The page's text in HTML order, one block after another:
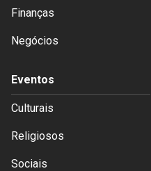
Finanças
Negócios
Eventos
Culturais
Religiosos
Sociais